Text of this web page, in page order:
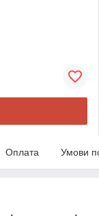
Оплата Умови